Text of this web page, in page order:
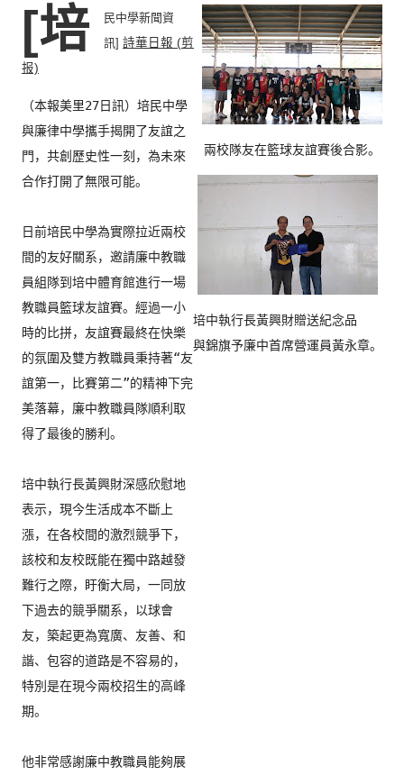
兩校隊友在籃球友誼賽後合影。
[培
民中學新聞資
訊] 詩華日報 (剪
报)
培中執行長黃興財贈送紀念品
與錦旗予廉中首席營運員黃永章。
（本報美里27日訊）培民中學
與廉律中學攜手揭開了友誼之
門， 共創歷史性一刻，為未來
合作打開了無限可能。
日前培民中學為實際拉近兩校
間的友好關系， 邀請廉中教職
員組隊到培中體育館進行一場
教職員籃球友誼賽。 經過一小
時的比拼，友誼賽最終在快樂
的氛圍及雙方教職員秉持著“友
誼第一，比賽第二”的精神下完
美落幕， 廉中教職員隊順利取
得了最後的勝利。
培中執行長黃興財深感欣慰地
表示，現今生活成本不斷上
漲， 在各校間的激烈競爭下，
該校和友校既能在獨中路越發
難行之際，
盱衡大局，一同放
下過去的競爭關系，以球會
友，築起更為寬廣、 友善、和
諧、包容的道路是不容易的，
特別是在現今兩校招生的高峰
期。
他非常感謝廉中教職員能夠展